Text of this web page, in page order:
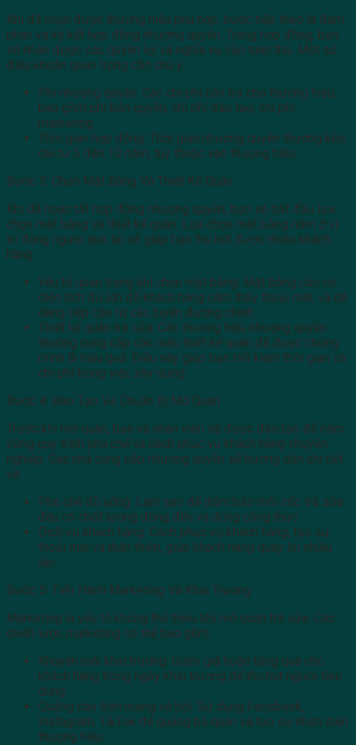
Khi đã chọn được thương hiệu phù hợp, bước tiếp theo là đàm
phán và ký kết hợp đồng nhượng quyền. Trong hợp đồng, bạn
sẽ nhận được các quyền lợi và nghĩa vụ cần tuân thủ. Một số
điều khoản quan trọng cần chú ý:
Phí nhượng quyền: Các chi phí cần trả cho thương hiệu,
bao gồm phí bản quyền, chi phí đào tạo, chi phí
marketing.
Thời gian hợp đồng: Thời gian nhượng quyền thường kéo
dài từ 5 đến 10 năm, tùy thuộc vào thương hiệu.
Bước 3: Chọn Mặt Bằng Và Thiết Kế Quán
Khi đã hoàn tất hợp đồng nhượng quyền, bạn sẽ bắt đầu lựa
chọn mặt bằng và thiết kế quán. Lựa chọn mặt bằng nằm ở vị
trí đông người qua lại sẽ giúp bạn thu hút được nhiều khách
hàng.
Yếu tố quan trọng khi chọn mặt bằng: Mặt bằng cần có
diện tích đủ lớn để khách hàng cảm thấy thoải mái, và dễ
dàng tiếp cận từ các tuyến đường chính.
Thiết kế quán trà sữa: Các thương hiệu nhượng quyền
thường cung cấp các mẫu thiết kế quán đã được chứng
minh là hiệu quả. Điều này giúp bạn tiết kiệm thời gian và
chi phí trong việc xây dựng.
Bước 4: Đào Tạo Và Chuẩn Bị Mở Quán
Trước khi mở quán, bạn và nhân viên sẽ được đào tạo để nắm
vững quy trình pha chế và cách phục vụ khách hàng chuyên
nghiệp. Các nhà cung cấp nhượng quyền sẽ hướng dẫn chi tiết
về:
Pha chế đồ uống: Làm sao để đảm bảo mỗi cốc trà sữa
đều có chất lượng đồng đều và đúng công thức.
Dịch vụ khách hàng: Cách phục vụ khách hàng, tạo sự
thoải mái và thân thiện, giúp khách hàng quay lại nhiều
lần.
Bước 5: Tiến Hành Marketing Và Khai Trương
Marketing là yếu tố không thể thiếu khi mở quán trà sữa. Các
chiến lược marketing có thể bao gồm:
Khuyến mãi khai trương: Giảm giá hoặc tặng quà cho
khách hàng trong ngày khai trương để thu hút người tiêu
dùng.
Quảng cáo trên mạng xã hội: Sử dụng Facebook,
Instagram, TikTok để quảng bá quán và tạo sự nhận diện
thương hiệu.